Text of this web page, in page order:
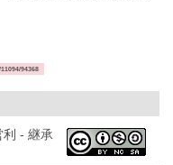
94368
利 - 継承